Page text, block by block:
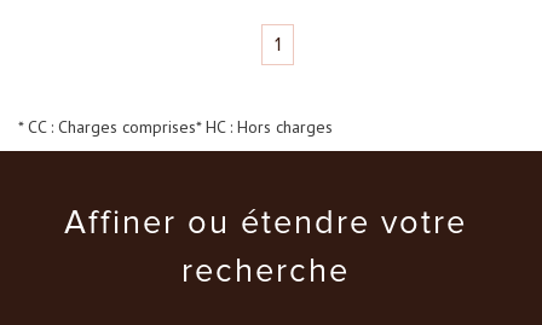
1
* CC : Charges comprises* HC : Hors charges
Affiner ou étendre votre
recherche